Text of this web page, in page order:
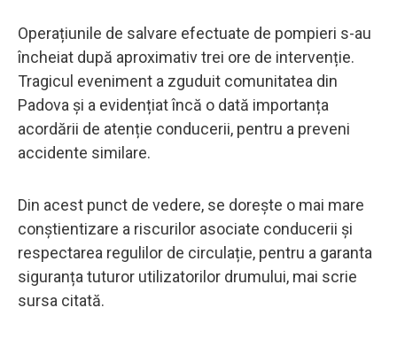
Operațiunile de salvare efectuate de pompieri s-au
încheiat după aproximativ trei ore de intervenție.
Tragicul eveniment a zguduit comunitatea din
Padova și a evidențiat încă o dată importanța
acordării de atenție conducerii, pentru a preveni
accidente similare.
Din acest punct de vedere, se dorește o mai mare
conștientizare a riscurilor asociate conducerii și
respectarea regulilor de circulație, pentru a garanta
siguranța tuturor utilizatorilor drumului, mai scrie
sursa citată.